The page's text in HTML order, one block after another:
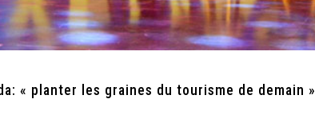
« planter les graines du tourisme de demain »